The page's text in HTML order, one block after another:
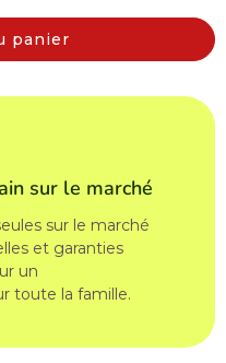
panier
sur le marché
sur le marché
et garanties
un
toute la famille.